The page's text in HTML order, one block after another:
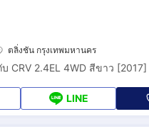
ตลิ่งชัน กรุงเทพมหานคร
LINE